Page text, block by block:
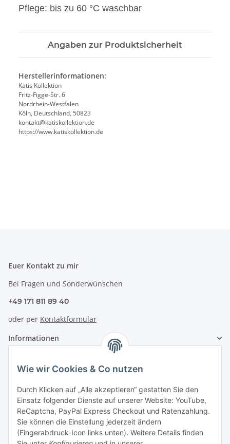
Wie wir Cookies & Co nutzen
Durch Klicken auf „Alle akzeptieren“ gestatten Sie den
Einsatz folgender Dienste auf unserer Website: YouTube,
ReCaptcha, PayPal Express Checkout und Ratenzahlung.
Sie können die Einstellung jederzeit ändern
(Fingerabdruck-Icon links unten). Weitere Details finden
Pflege: bis zu 60 °C waschbar
Angaben zur Produktsicherheit
Herstellerinformationen:
Katis Kollektion
Fritz-Figge-Str. 6
Nordrhein-Westfalen
Köln, Deutschland, 50823
kontakt@katiskollektion.de
https://www.katiskollektion.de
Euer Kontakt zu mir
Bei Fragen und Sonderwünschen
+49 171 811 89 40
oder per Kontaktformular
Informationen
Zahlung & Versand